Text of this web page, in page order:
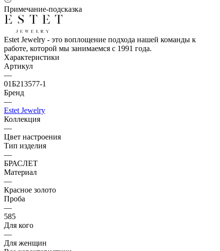
Примечание-подсказка
Estet Jewelry - это воплощение подхода нашей команды к
работе, которой мы занимаемся с 1991 года.
Характеристики
Артикул
—
01Б213577-1
Бренд
—
Estet Jewelry
Коллекция
—
Цвет настроения
Тип изделия
—
БРАСЛЕТ
Материал
—
Красное золото
Проба
—
585
Для кого
—
Для женщин